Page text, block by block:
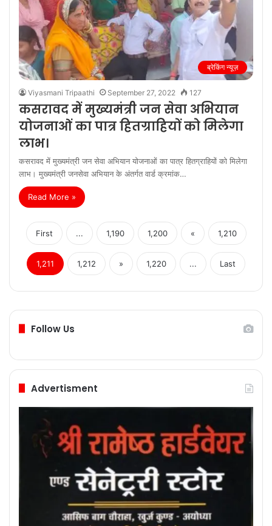
ब्रेकिंग न्यूज़
Viyasmani Tripaathi September 27, 2022 127
कसरावद में मुख्यमंत्री जन सेवा अभियान
योजनाओं का पात्र हितग्राहियों को मिलेगा
लाभ।
कसरावद में मुख्यमंत्री जन सेवा अभियान योजनाओं का पात्र हितग्राहियों को मिलेगा
लाभ। मुख्यमंत्री जनसेवा अभियान के अंतर्गत वार्ड क्रमांक…
Read More »
First ... 1,190 1,200 « 1,210
1,211 1,212 » 1,220 ... Last
Follow Us
Advertisment